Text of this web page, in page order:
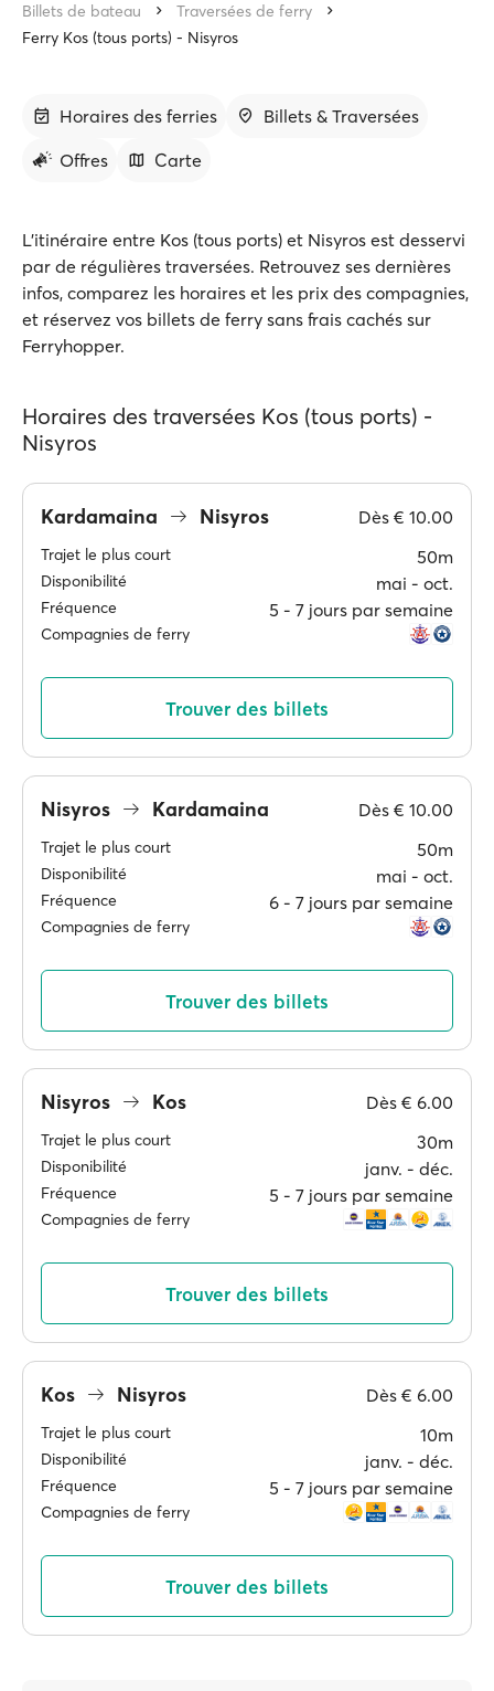
Billets de bateau
Traversées de ferry
Ferry Kos (tous ports) - Nisyros
Horaires des ferries
Billets & Traversées
Offres
Carte
L'itinéraire entre Kos (tous ports) et Nisyros est desservi
par de régulières traversées. Retrouvez ses dernières
infos, comparez les horaires et les prix des compagnies,
et réservez vos billets de ferry sans frais cachés sur
Ferryhopper.
Horaires des traversées Kos (tous ports) -
Nisyros
Kardamaina Nisyros Dès € 10.00
Trajet le plus court 50m
Disponibilité mai ‐ oct.
Fréquence 5 ‐ 7 jours par semaine
Compagnies de ferry
Trouver des billets
Nisyros Kardamaina Dès € 10.00
Trajet le plus court 50m
Disponibilité mai ‐ oct.
Fréquence 6 ‐ 7 jours par semaine
Compagnies de ferry
Trouver des billets
Nisyros Kos Dès € 6.00
Trajet le plus court 30m
Disponibilité janv. ‐ déc.
Fréquence 5 ‐ 7 jours par semaine
Compagnies de ferry
Trouver des billets
Kos Nisyros Dès € 6.00
Trajet le plus court 10m
Disponibilité janv. ‐ déc.
Fréquence 5 ‐ 7 jours par semaine
Compagnies de ferry
Trouver des billets